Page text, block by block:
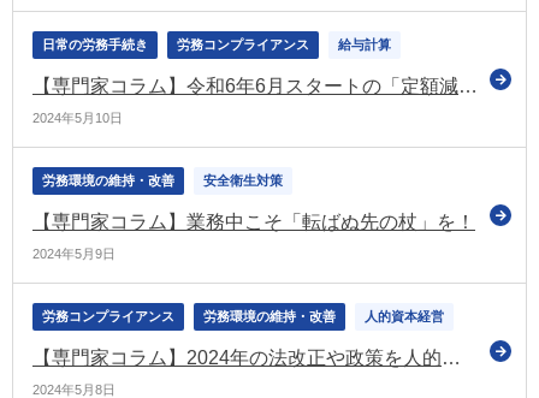
日常の労務手続き 労務コンプライアンス 給与計算
【専門家コラム】令和6年6月スタートの「定額減税」 給与計算事務はこう変わる
2024年5月10日
労務環境の維持・改善 安全衛生対策
【専門家コラム】業務中こそ「転ばぬ先の杖」を！
2024年5月9日
労務コンプライアンス 労務環境の維持・改善 人的資本経営
【専門家コラム】2024年の法改正や政策を人的資本経営の観点から解説。あらゆる企業で人材戦略の検討が必須に
2024年5月8日